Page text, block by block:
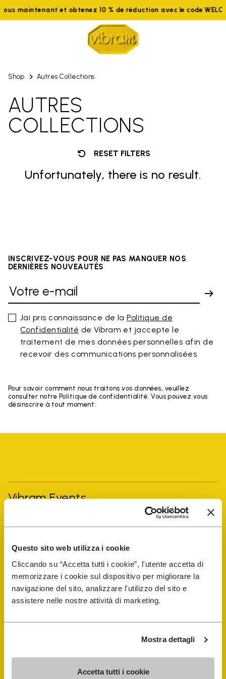
Questo sito web utilizza i cookie
Cliccando su “Accetta tutti i cookie”, l'utente accetta di
memorizzare i cookie sul dispositivo per migliorare la
navigazione del sito, analizzare l'utilizzo del sito e
assistere nelle nostre attività di marketing.
Mostra dettagli
Accetta tutti i cookie
maintenant et obtenez 10 % de réduction avec le code
Shop Autres Collections
AUTRES
COLLECTIONS
RESET FILTERS
Unfortunately, there is no result.
INSCRIVEZ-VOUS POUR NE PAS MANQUER NOS
DERNIÈRES NOUVEAUTÉS
Jai pris connaissance de laPolitique de
Confidentialité de Vibram et jaccepte le
traitement de mes données personnelles afin de
recevoir des communications personnalisées
Pour savoir comment nous traitons vos données, veuillez
consulter notre Politique de confidentialité. Vous pouvez vous
désinscrire à tout moment.
Vibram Events
FiveFingers Guide
E-SHOP
Trouver un cordonnier
Store Locator